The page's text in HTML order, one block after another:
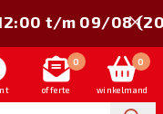
0
offerte
0
winkelmand
t/m 09/08